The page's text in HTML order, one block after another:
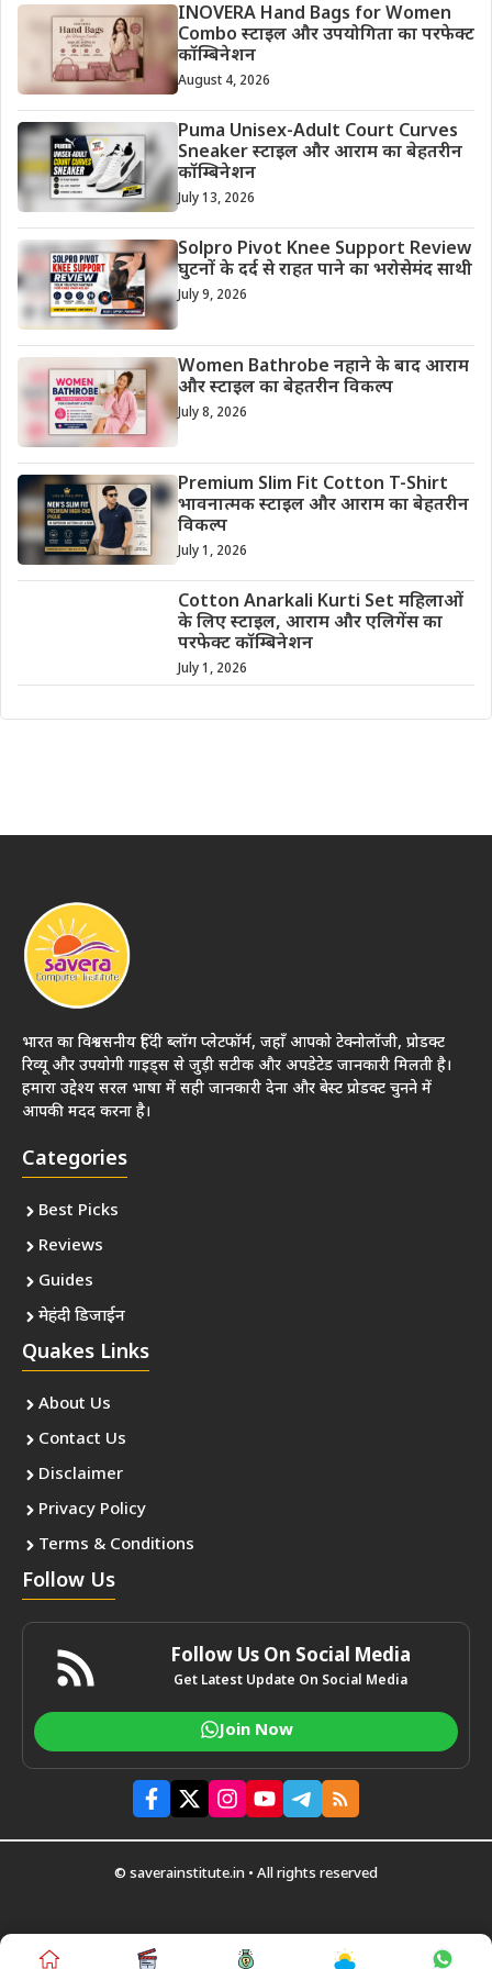
INOVERA Hand Bags for Women
Combo स्टाइल और उपयोगिता का परफेक्ट
कॉम्बिनेशन
August 4, 2026
Puma Unisex-Adult Court Curves
Sneaker स्टाइल और आराम का बेहतरीन
कॉम्बिनेशन
July 13, 2026
Solpro Pivot Knee Support Review
घुटनों के दर्द से राहत पाने का भरोसेमंद साथी
July 9, 2026
Women Bathrobe नहाने के बाद आराम
और स्टाइल का बेहतरीन विकल्प
July 8, 2026
Premium Slim Fit Cotton T-Shirt
भावनात्मक स्टाइल और आराम का बेहतरीन
विकल्प
July 1, 2026
Cotton Anarkali Kurti Set महिलाओं
के लिए स्टाइल, आराम और एलिगेंस का
परफेक्ट कॉम्बिनेशन
July 1, 2026
भारत का विश्वसनीय हिंदी ब्लॉग प्लेटफॉर्म, जहाँ आपको टेक्नोलॉजी, प्रोडक्ट
रिव्यू और उपयोगी गाइड्स से जुड़ी सटीक और अपडेटेड जानकारी मिलती है।
हमारा उद्देश्य सरल भाषा में सही जानकारी देना और बेस्ट प्रोडक्ट चुनने में
आपकी मदद करना है।
Categories
Best Picks
Reviews
Guides
मेहंदी डिजाईन
Quakes Links
About Us
Contact Us
Disclaimer
Privacy Policy
Terms & Conditions
Follow Us
Follow Us On Social Media
Get Latest Update On Social Media
Join Now
© saverainstitute.in • All rights reserved